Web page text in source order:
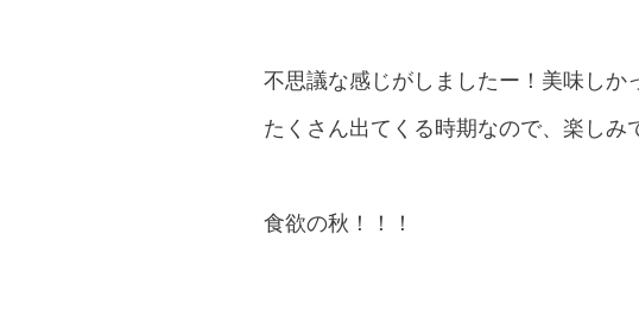
不思議な感じがしましたー！美味し
たくさん出てくる時期なので、楽しみ
食欲の秋！！！